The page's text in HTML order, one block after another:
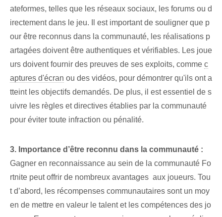
ateformes, telles que les réseaux sociaux, les forums ou d
irectement dans le jeu. Il est important de souligner que p
our être reconnus dans la communauté, les réalisations p
artagées doivent être authentiques et vérifiables. ⁣Les joue
urs doivent fournir des preuves⁣ de ⁣ses exploits, comme c
aptures d'écran ou des vidéos, pour démontrer qu'ils ont a
tteint les objectifs demandés. De plus, il est essentiel de s
uivre les règles et directives établies par la communauté
pour éviter toute infraction ou pénalité.
3. Importance d’être reconnu dans la communauté :
Gagner en reconnaissance au sein de la communauté Fo
rtnite peut offrir de nombreux avantages ‌ aux joueurs. ⁢Tou
t d’abord, les récompenses communautaires sont un moy
en de mettre en valeur le talent et les compétences des jo